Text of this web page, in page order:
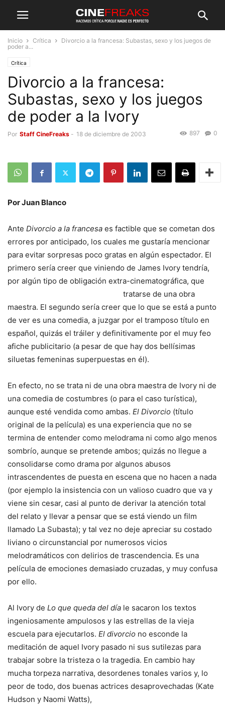
Inicio Crítica
Divorcio a la francesa: Subastas, sexo y los juegos de
poder a...
Crítica
Divorcio a la francesa:
Subastas, sexo y los juegos
de poder a la Ivory
Por Staff CineFreaks - 18 de diciembre de 2003 0
897
Por Juan Blanco
Ante Divorcio a la francesa es factible que se cometan dos
errores por anticipado, los cuales me gustaría mencionar
para evitar sorpresas poco gratas en algún espectador. El
primero sería creer que viniendo de James Ivory tendría,
por algún tipo de obligación extra-cinematográfica, que
tratarse de una obra
maestra. El segundo sería creer que lo que se está a punto
de ver es una comedia, a juzgar por el tramposo título en
español, quizás el tráiler y definitivamente por el muy feo
afiche publicitario (a pesar de que hay dos bellísimas
siluetas femeninas superpuestas en él).
En efecto, no se trata ni de una obra maestra de Ivory ni de
una comedia de costumbres (o para el caso turística),
aunque esté vendida como ambas. El Divorcio (título
original de la película) es una experiencia que no se
termina de entender como melodrama ni como algo menos
sombrío, aunque se pretende ambos; quizás no llegue a
consolidarse como drama por algunos abusos
intrascendentes de puesta en escena que no hacen a nada
(por ejemplo la insistencia con un valioso cuadro que va y
viene sin cesar, casi al punto de derivar la atención total
del relato y llevar a pensar que se está viendo un film
llamado La Subasta); y tal vez no deje apreciar su costado
liviano o circunstancial por numerosos vicios
melodramáticos con delirios de trascendencia. Es una
película de emociones demasiado cruzadas, y muy confusa
por ello.
Al Ivory de Lo que queda del día le sacaron los textos
ingeniosamente ampulosos y las estrellas de la vieja
escuela para ejecutarlos. El divorcio no esconde la
meditación de aquel Ivory pasado ni sus sutilezas para
trabajar sobre la tristeza o la tragedia. En cambio hay
mucha torpeza narrativa, desordenes tonales varios y, lo
peor de todo, dos buenas actrices desaprovechadas (Kate
Hudson y Naomi Watts),